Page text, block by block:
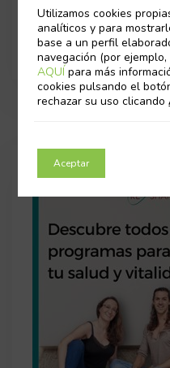
hierro, manganeso,
Guest Post 05/
Utilizamos cookies
analíticos y para
base a un perfil
navegación (por
AQUÍpara más
cookies pulsando el
rechazar su uso clicando
Aceptar